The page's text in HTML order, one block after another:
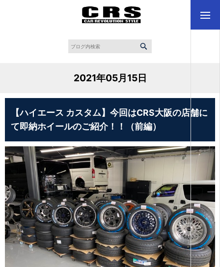
2021年05月15日
【ハイエース カスタム】今回はCRS大阪の店舗に
て即納ホイールのご紹介！！（前編）